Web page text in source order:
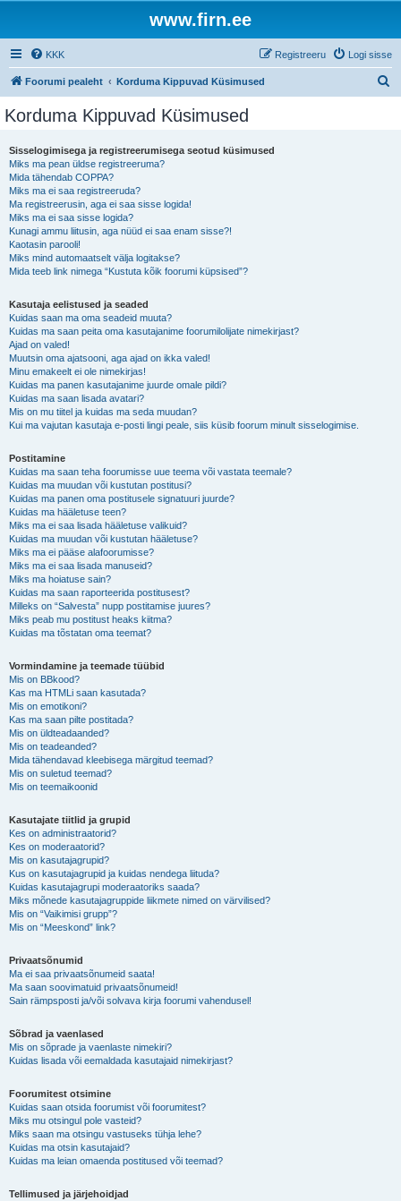
www.firn.ee
KKK Logi sisse
Registreeru
Foorumi pealeht Korduma Kippuvad Küsimused
Korduma Kippuvad Küsimused
Sisselogimisega ja registreerumisega seotud küsimused
Miks ma pean üldse registreeruma?
Mida tähendab COPPA?
Miks ma ei saa registreeruda?
Ma registreerusin, aga ei saa sisse logida!
Miks ma ei saa sisse logida?
Kunagi ammu liitusin, aga nüüd ei saa enam sisse?!
Kaotasin parooli!
Miks mind automaatselt välja logitakse?
Mida teeb link nimega “Kustuta kõik foorumi küpsised”?
Kasutaja eelistused ja seaded
Kuidas saan ma oma seadeid muuta?
Kuidas ma saan peita oma kasutajanime foorumilolijate nimekirjast?
Ajad on valed!
Muutsin oma ajatsooni, aga ajad on ikka valed!
Minu emakeelt ei ole nimekirjas!
Kuidas ma panen kasutajanime juurde omale pildi?
Kuidas ma saan lisada avatari?
Mis on mu tiitel ja kuidas ma seda muudan?
Kui ma vajutan kasutaja e-posti lingi peale, siis küsib foorum minult sisselogimise.
Postitamine
Kuidas ma saan teha foorumisse uue teema või vastata teemale?
Kuidas ma muudan või kustutan postitusi?
Kuidas ma panen oma postitusele signatuuri juurde?
Kuidas ma hääletuse teen?
Miks ma ei saa lisada hääletuse valikuid?
Kuidas ma muudan või kustutan hääletuse?
Miks ma ei pääse alafoorumisse?
Miks ma ei saa lisada manuseid?
Miks ma hoiatuse sain?
Kuidas ma saan raporteerida postitusest?
Milleks on “Salvesta” nupp postitamise juures?
Miks peab mu postitust heaks kiitma?
Kuidas ma tõstatan oma teemat?
Vormindamine ja teemade tüübid
Mis on BBkood?
Kas ma HTMLi saan kasutada?
Mis on emotikoni?
Kas ma saan pilte postitada?
Mis on üldteadaanded?
Mis on teadeanded?
Mida tähendavad kleebisega märgitud teemad?
Mis on suletud teemad?
Mis on teemaikoonid
Kasutajate tiitlid ja grupid
Kes on administraatorid?
Kes on moderaatorid?
Mis on kasutajagrupid?
Kus on kasutajagrupid ja kuidas nendega liituda?
Kuidas kasutajagrupi moderaatoriks saada?
Miks mõnede kasutajagruppide liikmete nimed on värvilised?
Mis on “Vaikimisi grupp”?
Mis on “Meeskond” link?
Privaatsõnumid
Ma ei saa privaatsõnumeid saata!
Ma saan soovimatuid privaatsõnumeid!
Sain rämpsposti ja/või solvava kirja foorumi vahendusel!
Sõbrad ja vaenlased
Mis on sõprade ja vaenlaste nimekiri?
Kuidas lisada või eemaldada kasutajaid nimekirjast?
Foorumitest otsimine
Kuidas saan otsida foorumist või foorumitest?
Miks mu otsingul pole vasteid?
Miks saan ma otsingu vastuseks tühja lehe?
Kuidas ma otsin kasutajaid?
Kuidas ma leian omaenda postitused või teemad?
Tellimused ja järjehoidjad